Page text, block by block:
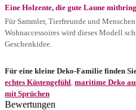
Eine Holzente, die gute Laune
Für Sammler, Tierfreunde und
Wohnaccessoires wird dieses Modell
Geschenkidee.
Für eine kleine Deko-Familie finden
echtes Küstengefühl maritime Deko
mit Sprüchen
Bewertungen